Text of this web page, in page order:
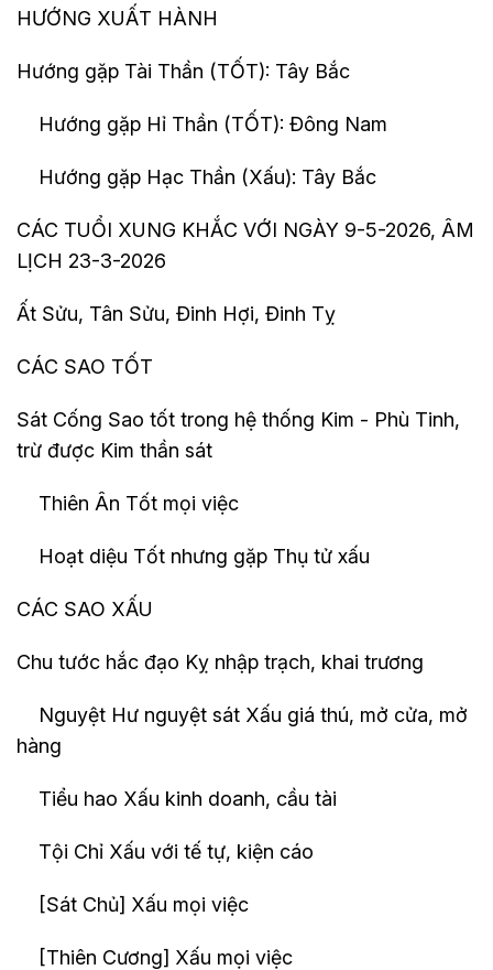
HƯỚNG XUẤT HÀNH
Hướng gặp Tài Thần (TỐT): Tây Bắc
Hướng gặp Hỉ Thần (TỐT): Đông Nam
Hướng gặp Hạc Thần (Xấu): Tây Bắc
CÁC TUỔI XUNG KHẮC VỚI NGÀY 9-5-2026, ÂM
LỊCH 23-3-2026
Ất Sửu, Tân Sửu, Đinh Hợi, Đinh Tỵ
CÁC SAO TỐT
Sát Cống Sao tốt trong hệ thống Kim - Phù Tinh,
trừ được Kim thần sát
Thiên Ân Tốt mọi việc
Hoạt diệu Tốt nhưng gặp Thụ tử xấu
CÁC SAO XẤU
Chu tước hắc đạo Kỵ nhập trạch, khai trương
Nguyệt Hư nguyệt sát Xấu giá thú, mở cửa, mở
hàng
Tiểu hao Xấu kinh doanh, cầu tài
Tội Chỉ Xấu với tế tự, kiện cáo
[Sát Chủ] Xấu mọi việc
[Thiên Cương] Xấu mọi việc